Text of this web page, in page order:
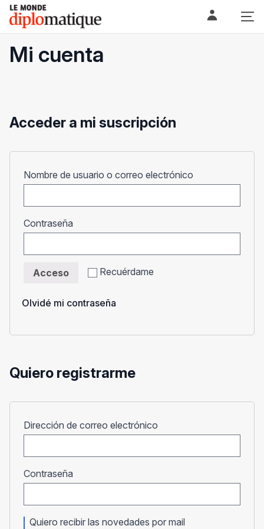
Skip
content
Le monde diplomatique
Mi cuenta
Acceder a mi suscripción
Nombre de usuario o correo electrónico
Contraseña
Recuérdame
Acceso
Olvidé mi contraseña
Quiero registrarme
Dirección de correo electrónico
Contraseña
Quiero recibir las novedades por mail